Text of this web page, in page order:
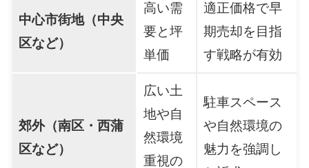
中心市街地（中央
区など）
高い需
要と坪
単価
適正価格で早
期売却を目指
す戦略が有効
郊外（南区・西蒲
区など）
広い土
地や自
然環境
重視の
駐車スペース
や自然環境の
魅力を強調し